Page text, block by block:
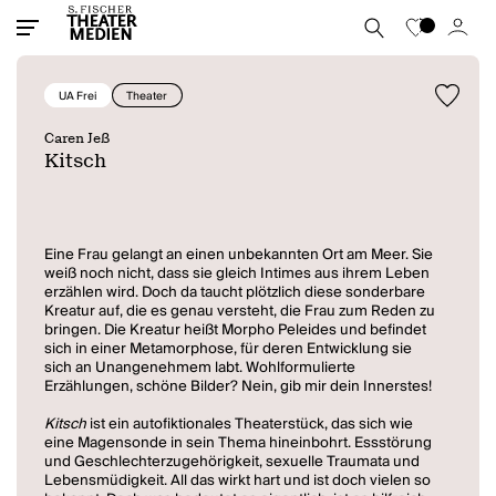
UA Frei Theater
Caren Jeß
Kitsch
Eine Frau gelangt an einen unbekannten Ort am Meer. Sie
weiß noch nicht, dass sie gleich Intimes aus ihrem Leben
erzählen wird. Doch da taucht plötzlich diese sonderbare
Kreatur auf, die es genau versteht, die Frau zum Reden zu
bringen. Die Kreatur heißt Morpho Peleides und befindet
sich in einer Metamorphose, für deren Entwicklung sie
sich an Unangenehmem labt. Wohlformulierte
Erzählungen, schöne Bilder? Nein, gib mir dein Innerstes!
Kitschist ein autofiktionales Theaterstück, das sich wie
eine Magensonde in sein Thema hineinbohrt. Essstörung
und Geschlechterzugehörigkeit, sexuelle Traumata und
Lebensmüdigkeit. All das wirkt hart und ist doch vielen so